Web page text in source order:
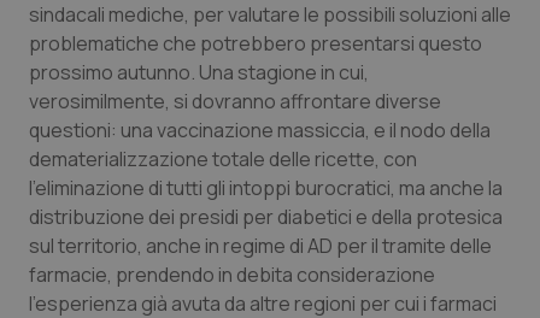
Sardegna
Sicilia
Toscana
Umbria
Valle D’Aosta
Malattia di Crohn & Rettocolite Ulcerosa
Neuroscienze & patologie neurodegenerative
Obesità
Oftalmologia
Oncodermatologia
sindacali mediche, per valutare le possibili soluzioni alle
problematiche che potrebbero presentarsi questo
prossimo autunno. Una stagione in cui,
verosimilmente, si dovranno affrontare diverse
questioni: una vaccinazione massiccia, e il nodo della
dematerializzazione totale delle ricette, con
l'eliminazione di tutti gli intoppi burocratici, ma anche la
distribuzione dei presidi per diabetici e della protesica
sul territorio, anche in regime di AD per il tramite delle
farmacie, prendendo in debita considerazione
l'esperienza già avuta da altre regioni per cui i farmaci